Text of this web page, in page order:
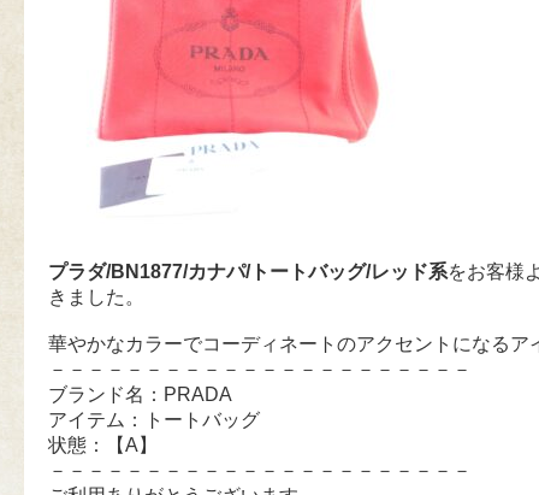
プラダ/BN1877/カナパ/トートバッグ/レッド系をお客様
きました。
華やかなカラーでコーディネートのアクセントになるア
－－－－－－－－－－－－－－－－－－－－－－
ブランド名：PRADA
アイテム：トートバッグ
状態：【A】
－－－－－－－－－－－－－－－－－－－－－－